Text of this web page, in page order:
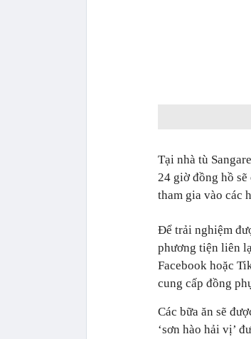
Tại nhà tù
24 giờ đồng hồ sẽ
tham gia vào các
Để trải nghiệm
phương tiện liên
Facebook hoặc
cung cấp đồng
Các bữa ăn sẽ
‘sơn hào hải vị’